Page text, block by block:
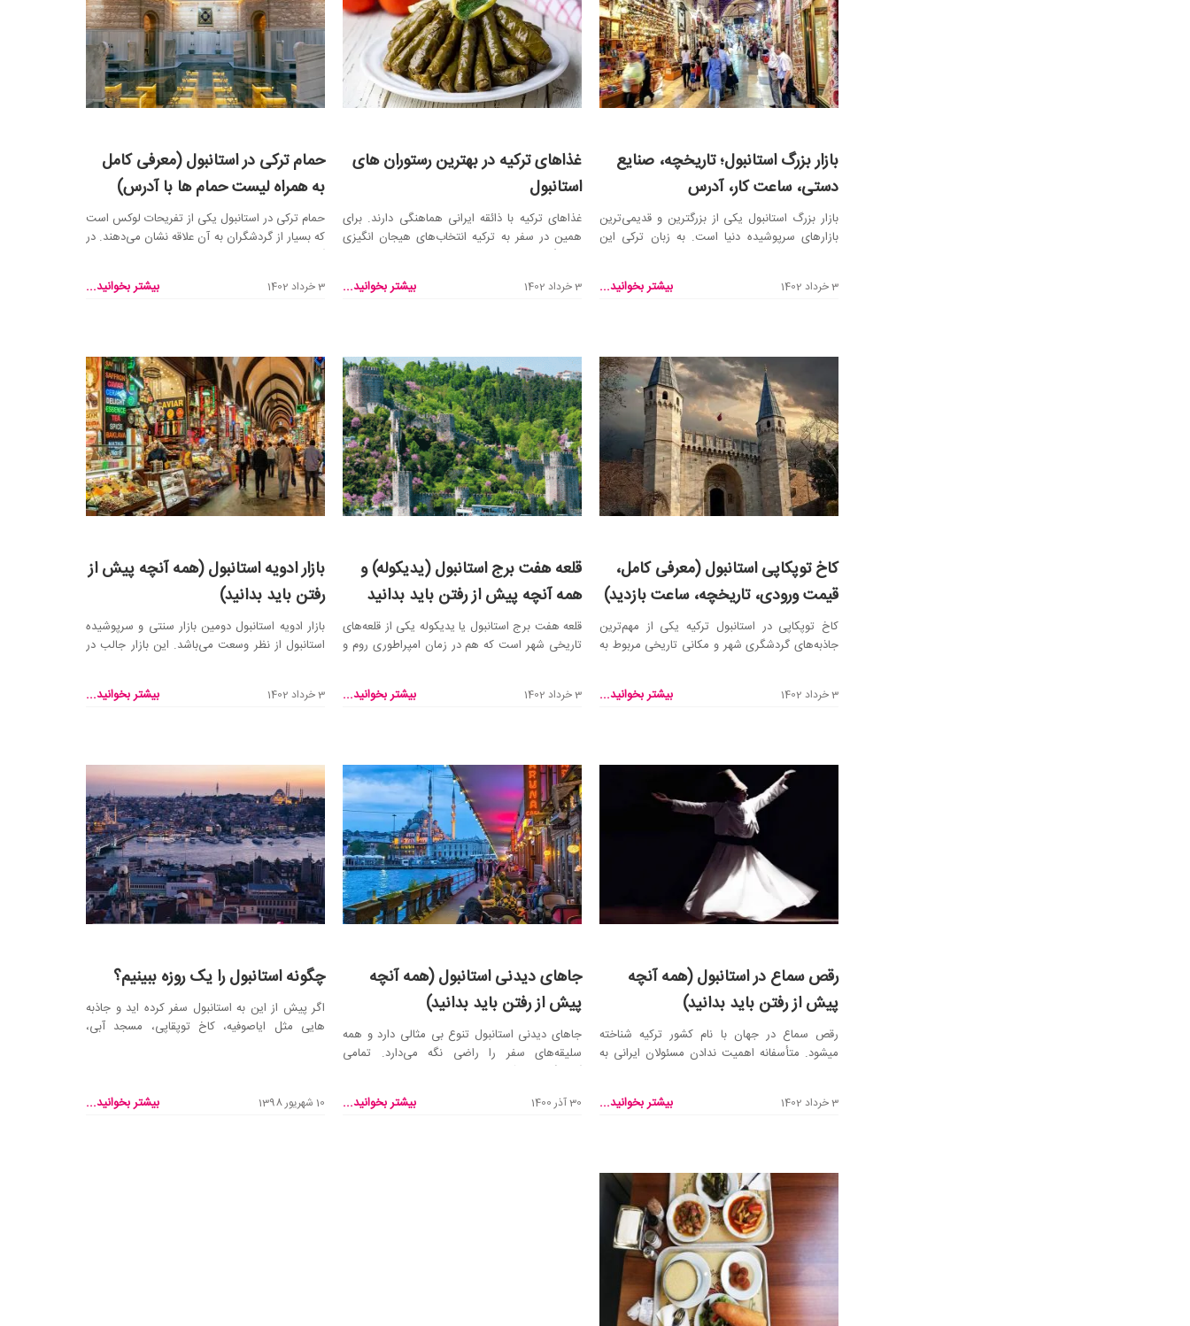
بازار بزرگ استانبول؛ تاریخچه، صنایع
دستی، ساعت کار، آدرس
بازار بزرگ استانبول یکی از بزرگترین و قدیمی‌ترین
بازار‌های سرپوشیده دنیا است. به زبان ترکی این
3 خرداد 1402 بیشتر بخوانید...
غذاهای ترکیه در بهترین رستوران های
استانبول
غذاهای ترکیه با ذائقه ایرانی هماهنگی دارند. برای
همین در سفر به ترکیه انتخاب‌های هیجان انگیزی
برای غ...
3 خرداد 1402 بیشتر بخوانید...
حمام ترکی در استانبول (معرفی کامل
به همراه لیست حمام ها با آدرس)
حمام ترکی در استانبول یکی از تفریحات لوکس است
که بسیار از گردشگران به آن علاقه نشان می‌دهند. در
گذشت...
3 خرداد 1402 بیشتر بخوانید...
کاخ توپکاپی استانبول (معرفی کامل،
قیمت ورودی، تاریخچه، ساعت بازدید)
کاخ توپکاپی در استانبول ترکیه یکی از مهم‌ترین
جاذبه‌های گردشگری شهر و مکانی تاریخی مربوط به
3 خرداد 1402 بیشتر بخوانید...
قلعه هفت برج استانبول (یدیکوله) و
همه آنچه پیش از رفتن باید بدانید
قلعه هفت برج استانبول یا یدیکوله یکی از قلعه‌های
تاریخی شهر است که هم در زمان امپراطوری روم و
3 خرداد 1402 بیشتر بخوانید...
بازار ادویه استانبول (همه آنچه پیش از
رفتن باید بدانید)
بازار ادویه استانبول دومین بازار سنتی و سرپوشیده
استانبول از نظر وسعت می‌باشد. این بازار جالب در
3 خرداد 1402 بیشتر بخوانید...
رقص سماع در استانبول (همه آنچه
پیش از رفتن باید بدانید)
رقص سماع در جهان با نام کشور ترکیه شناخته
می‎شود. متأسفانه اهمیت ندادن مسئولان ایرانی به
3 خرداد 1402 بیشتر بخوانید...
جاهای دیدنی استانبول (همه آنچه
پیش از رفتن باید بدانید)
جاهای دیدنی استانبول تنوع بی مثالی دارد و همه
سلیقه‌های سفر را راضی نگه می‌دارد. تمامی
گردشگران چه آ...
30 آذر 1400 بیشتر بخوانید...
چگونه استانبول را یک روزه ببینیم؟
اگر پیش از این به استانبول سفر کرده اید و جاذبه
هایی مثل ایاصوفیه، کاخ توپقاپی، مسجد آبی،
10 شهریور 1398 بیشتر بخوانید...